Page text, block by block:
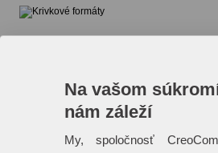
Alebo v „obrázkovom“ formáte v
Na vašom
nám záleží
My, spoločnosť